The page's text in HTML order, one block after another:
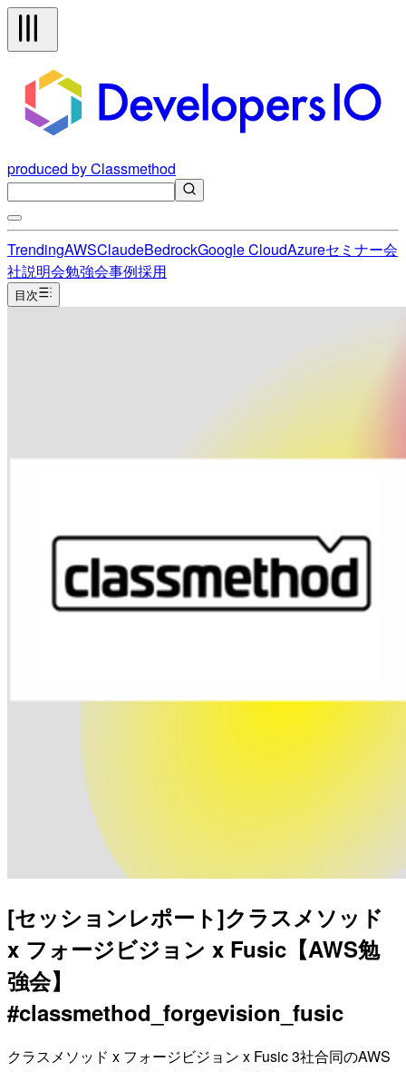
produced by Classmethod
TrendingAWSClaudeBedrockGoogle CloudAzureセミナー会
社説明会勉強会事例採用
目次
[セッションレポート]クラスメソッド
x フォージビジョン x Fusic【AWS勉
強会】
#classmethod_forgevision_fusic
クラスメソッド x フォージビジョン x Fusic 3社合同のAWS